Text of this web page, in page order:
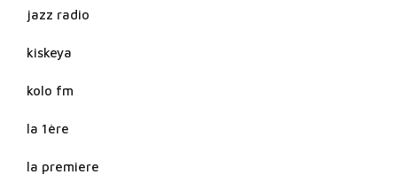
jazz radio
kiskeya
kolo fm
la 1ère
la premiere